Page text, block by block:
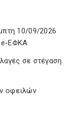
10/09/2026
e-ΕΦΚΑ
σε στέγαση
οφειλών